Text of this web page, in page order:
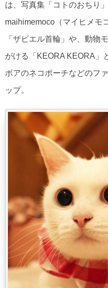
は、写真集「コトのおちり
maihimemoco（マイヒメモ
「ザビエル首輪」や、動物
がける「KEORA KEORA」
ボアのネコポーチなどのフ
ップ。